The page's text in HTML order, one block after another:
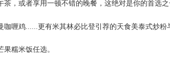
，或者享用一顿不错的晚餐，这绝对是你的首选之
喱鸡......更有米其林必比登引荐的天食美泰式炒粉
糯米饭任选。